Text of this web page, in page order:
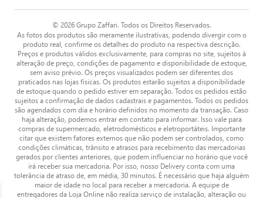
© 2026 Grupo Zaffari. Todos os Direitos Reservados.
As fotos dos produtos são meramente ilustrativas, podendo divergir com o
produto real, confirme os detalhes do produto na respectiva descrição.
Preços e produtos válidos exclusivamente, para compras no site, sujeitos à
alteração de preço, condições de pagamento e disponibilidade de estoque,
sem aviso prévio. Os preços visualizados podem ser diferentes dos
praticados nas lojas físicas. Os produtos estarão sujeitos a disponibilidade
de estoque quando o pedido estiver em separação. Todos os pedidos estão
sujeitos a confirmação de dados cadastrais e pagamentos. Todos os pedidos
são agendados com dia e horário definidos no momento da transação. Caso
haja alteração, podemos entrar em contato para informar. Isso vale para
compras de supermercado, eletrodomésticos e eletroportáteis. Importante
citar que existem fatores externos que não podem ser controlados, como
condições climáticas, trânsito e atrasos para recebimento das mercadorias
gerados por clientes anteriores, que podem influenciar no horário que você
irá receber sua mercadoria. Por isso, nosso Delivery conta com uma
tolerância de atraso de, em média, 30 minutos. É necessário que haja alguém
maior de idade no local para receber a mercadoria. A equipe de
entregadores da Loja Online não realiza serviço de instalação, alteração ou